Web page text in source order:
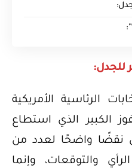
للجدل:
الرئاسية الأمريكية
الفوز الكبير الذي استطاع
نقضًا واضحًا لعدد من
والتوقعات، وإنما